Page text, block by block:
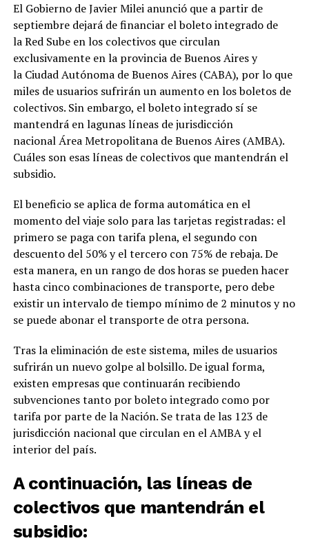
El Gobierno de Javier Milei anunció que a partir de
septiembre dejará de financiar el boleto integrado de
la Red Sube en los colectivos que circulan
exclusivamente en la provincia de Buenos Aires y
la Ciudad Autónoma de Buenos Aires (CABA), por lo que
miles de usuarios sufrirán un aumento en los boletos de
colectivos. Sin embargo, el boleto integrado sí se
mantendrá en lagunas líneas de jurisdicción
nacional Área Metropolitana de Buenos Aires (AMBA).
Cuáles son esas líneas de colectivos que mantendrán el
subsidio.
El beneficio se aplica de forma automática en el
momento del viaje solo para las tarjetas registradas: el
primero se paga con tarifa plena, el segundo con
descuento del 50% y el tercero con 75% de rebaja. De
esta manera, en un rango de dos horas se pueden hacer
hasta cinco combinaciones de transporte, pero debe
existir un intervalo de tiempo mínimo de 2 minutos y no
se puede abonar el transporte de otra persona.
Tras la eliminación de este sistema, miles de usuarios
sufrirán un nuevo golpe al bolsillo. De igual forma,
existen empresas que continuarán recibiendo
subvenciones tanto por boleto integrado como por
tarifa por parte de la Nación. Se trata de las 123 de
jurisdicción nacional que circulan en el AMBA y el
interior del país.
A continuación, las líneas de
colectivos que mantendrán el
subsidio: